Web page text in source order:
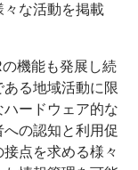
な活動を掲載
機能も発展し続
る地域活動に限
ードウェア的な
の認知と利用促
点を求める様々